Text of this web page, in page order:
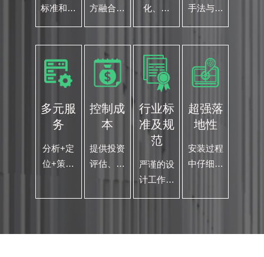
标准和规
节能 环
保、实
性的为您
的项目保
驾护航
方融合本
设计更有
价值
化、独
合的设计
思想 商
业与艺术
是我们的
设计之道
手法与风
文化元
素，设计
多元服
务
分析+定
位+策划
控制成
本
提供投资
评估、定
位策划、
行业标
准及规
范
严谨的设
计工作流
超强落
地性
安装过程
中仔细留
查过程
中，反复